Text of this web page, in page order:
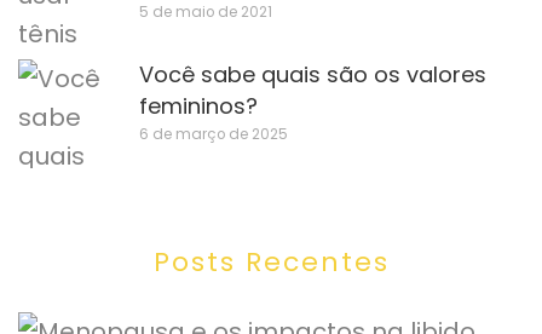
5 de maio de 2021
Você sabe quais são os valores
femininos?
6 de março de 2025
Posts Recentes